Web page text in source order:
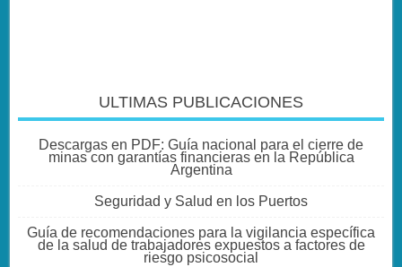
ULTIMAS PUBLICACIONES
Descargas en PDF: Guía nacional para el cierre de
minas con garantías financieras en la República
Argentina
Seguridad y Salud en los Puertos
Guía de recomendaciones para la vigilancia específica
de la salud de trabajadores expuestos a factores de
riesgo psicosocial